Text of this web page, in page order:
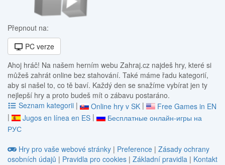
Přepnout na:
PC verze
Ahoj hráč! Na našem herním webu Zahraj.cz najdeš hry, které si
můžeš zahrát online bez stahování. Také máme řadu kategorií,
aby si našel to, co tě baví. Každý den se snažíme vybírat jen ty
nejlepší hry a proto budeš mít o zábavu postaráno.
Seznam kategorii | Online hry v SK |
Free Games in EN
|
Jugos en línea en ES |
Бесплатные онлайн-игры на
РУС
Hry pro vaše webové stránky | Preference | Zásady ochrany
osobních údajů | Pravidla pro cookies | Základní pravidla | Kontakt